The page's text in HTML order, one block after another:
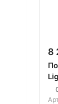
8